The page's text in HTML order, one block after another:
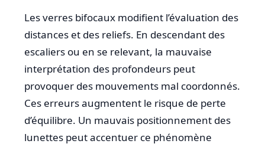
Les verres bifocaux modifient l’évaluation des
distances et des reliefs. En descendant des
escaliers ou en se relevant, la mauvaise
interprétation des profondeurs peut
provoquer des mouvements mal coordonnés.
Ces erreurs augmentent le risque de perte
d’équilibre. Un mauvais positionnement des
lunettes peut accentuer ce phénomène